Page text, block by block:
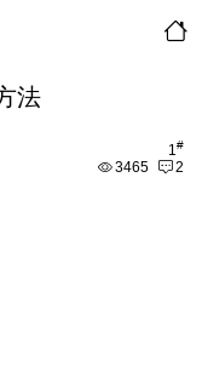
法
1#
3465 2